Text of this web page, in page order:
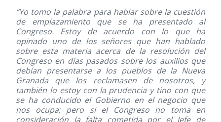
“Yo tomo la palabra para hablar sobre la cuestión
de emplazamiento que se ha presentado al
Congreso. Estoy de acuerdo con lo que ha
opinado uno de los señores que han hablado
sobre esta materia acerca de la resolución del
Congreso en días pasados sobre los auxilios que
debían presentarse a los pueblos de la Nueva
Granada que los reclamasen de nosotros, y
también lo estoy con la prudencia y tino con que
se ha conducido el Gobierno en el negocio que
nos ocupa; pero si el Congreso no toma en
consideración la falta cometida por el Jefe de